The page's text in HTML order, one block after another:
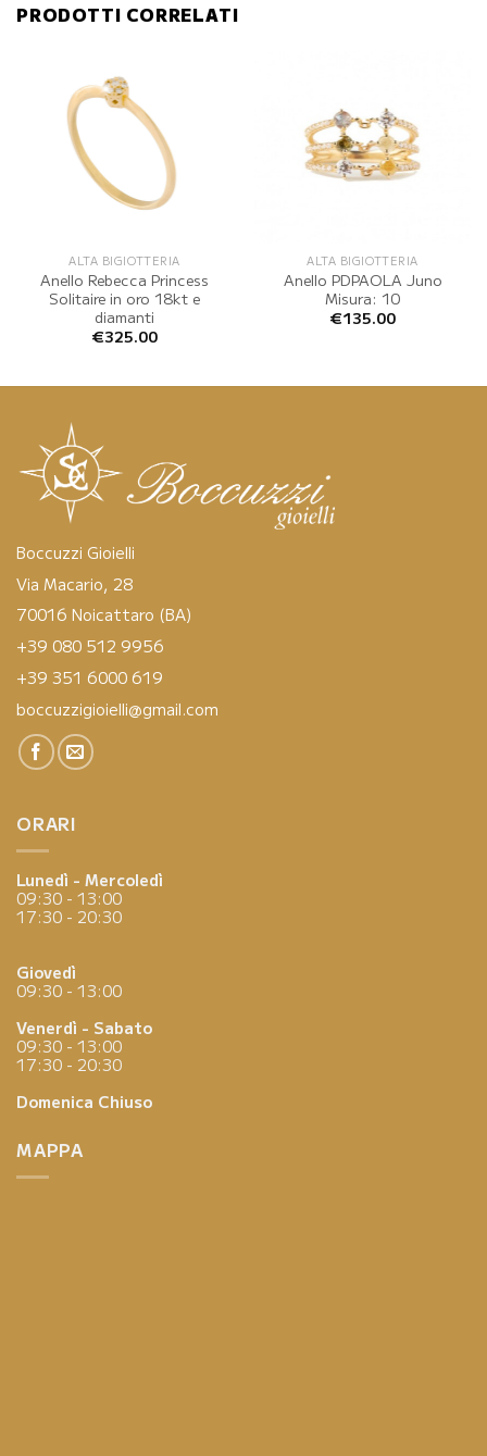
PRODOTTI CORRELATI
ALTA BIGIOTTERIA
Anello Rebecca Princess
Solitaire in oro 18kt e
diamanti
€325.00
ALTA BIGIOTTERIA
Anello PDPAOLA Juno
Misura: 10
€135.00
Boccuzzi Gioielli
Via Macario, 28
70016 Noicattaro (BA)
+39 080 512 9956
+39 351 6000 619
boccuzzigioielli@gmail.com
ORARI
Lunedì - Mercoledì
09:30 - 13:00
17:30 - 20:30
Giovedì
09:30 - 13:00
Venerdì - Sabato
09:30 - 13:00
17:30 - 20:30
Domenica Chiuso
MAPPA